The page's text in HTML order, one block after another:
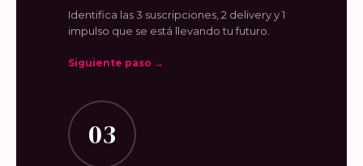
Identifica las 3 suscripciones, 2 delivery y 1
impulso que se está llevando tu futuro.
Siguiente paso →
03